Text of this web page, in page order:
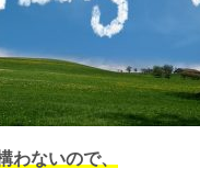
わないので、